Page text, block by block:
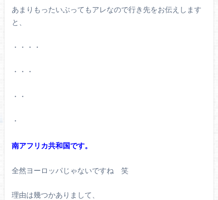
あまりもったいぶってもアレなので行き先をお伝えします
と、
・・・・
・・・
・・
・
南アフリカ共和国です。
全然ヨーロッパじゃないですね 笑
理由は幾つかありまして、